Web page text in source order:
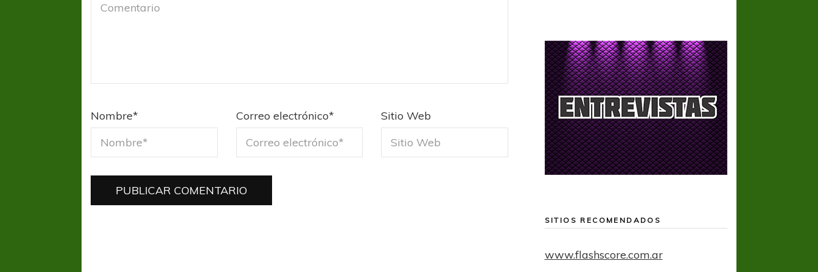
Nombre* Correo electrónico* Sitio Web
SITIOS RECOMENDADOS
www.flashscore.com.ar